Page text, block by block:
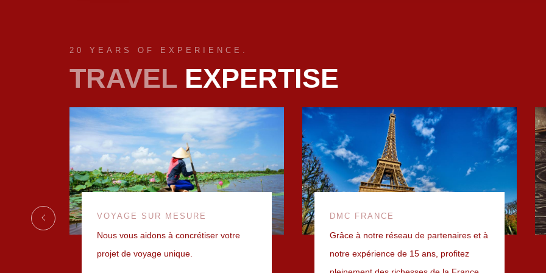
20 YEARS OF EXPERIENCE.
TRAVEL EXPERTISE
VOYAGE SUR MESURE
Nous vous aidons à concrétiser votre
projet de voyage unique.
DMC FRANCE
Grâce à notre réseau de partenaires et à
notre expérience de 15 ans, profitez